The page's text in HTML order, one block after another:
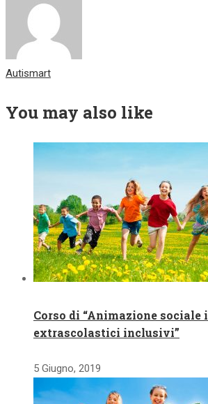
Autismart
You may also like
Corso di “Animazione sociale
extrascolastici inclusivi”
5 Giugno, 2019